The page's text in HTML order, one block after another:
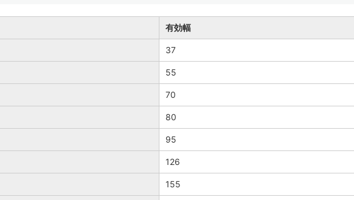
有効幅
37
55
70
80
95
126
155